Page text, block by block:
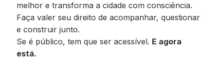
melhor e transforma a cidade com consciência.
Faça valer seu direito de acompanhar, questionar
e construir junto.
Se é público, tem que ser acessível. E agora
está.